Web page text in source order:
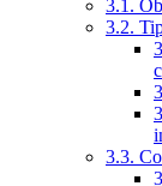
3.1.
3.2.
3.3.